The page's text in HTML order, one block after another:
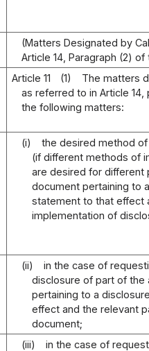
(Matters Designated by
Article 14, Paragraph (2)
Article 11 (1)
The matters
as referred to in Article
the following matters:
(i)
the desired method
(if different methods of
are desired for different
document pertaining to
statement to that effect
implementation of
(ii)
in the case of
disclosure of part of the
pertaining to a
effect and the relevant
document;
(iii)
in the case of